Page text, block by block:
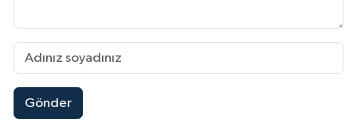
Gönder